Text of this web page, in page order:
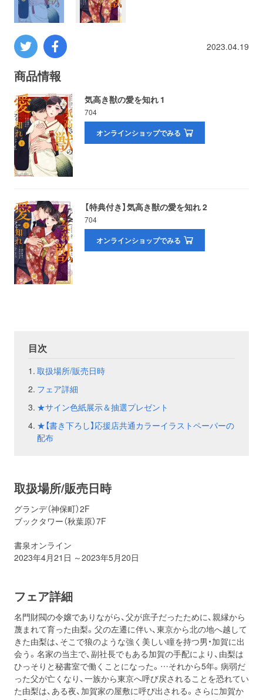
2023.04.19
商品情報
気高き獣の愛を知れ 1
704
オンラインショップでみる
【特典付き】気高き獣の愛を知れ 2
704
オンラインショップでみる
目次
取扱場所/販売日時
フェア詳細
★サイン色紙展示＆抽選プレゼント
★【書き下ろし】応援店共通カラーイラストペーパーの
配布
取扱場所/販売日時
グランデ（神保町）2F
ブックタワー（秋葉原）7F
書泉オンライン
2023年4月21日 ～2023年5月20日
フェア詳細
名門財閥の令嬢でありながら、父が庶子だったために、親縁から
蔑まれて育った由梨。父の左遷に伴い、東京から北の地へ越して
きた由梨は、そこで狼のような強く美しい瞳を持つ男・加賀に出
会う。名家の当主で、副社長でもある加賀の手配により、由梨は
ひっそりと秘書室で働くことになった。…それから5年。病弱だ
った父が亡くなり、一族から東京へ呼び戻されることを恐れてい
た由梨は、ある夜、加賀家の屋敷に呼び出される。さらに加賀か
ミリタリー
その他
イベント 特典
フェア お知らせ
会社概要